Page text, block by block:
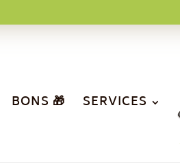
BONS 🎁 SERVICES